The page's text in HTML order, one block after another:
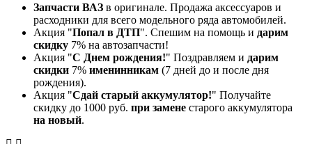
Запчасти ВАЗ в оригинале. Продажа аксессуаров и
расходники для всего модельного ряда автомобилей.
Акция "Попал в ДТП". Спешим на помощь и дарим
скидку 7% на автозапчасти!
Акция "С Днем рождения!" Поздравляем и дарим
скидки 7% именинникам (7 дней до и после дня
рождения).
Акция "Сдай старый аккумулятор!" Получайте
скидку до 1000 руб. при замене старого аккумулятора
на новый.